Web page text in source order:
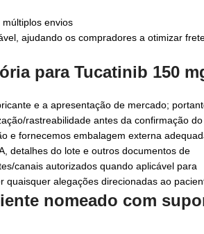
envios
ajudando os compradores a otimizar
para Tucatinib 150
e a apresentação de mercado;
rastreabilidade antes da confirmação do
e fornecemos embalagem externa
detalhes do lote e outros documentos de
canais autorizados quando aplicável para
alegações direcionadas ao
nomeado com